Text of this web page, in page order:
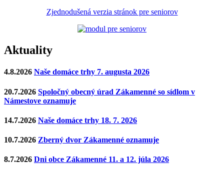
Zjednodušená verzia stránok pre seniorov
Aktuality
4.8.2026 Naše domáce trhy 7. augusta 2026
20.7.2026 Spoločný obecný úrad Zákamenné so sídlom v
Námestove oznamuje
14.7.2026 Naše domáce trhy 18. 7. 2026
10.7.2026 Zberný dvor Zákamenné oznamuje
8.7.2026 Dni obce Zákamenné 11. a 12. júla 2026